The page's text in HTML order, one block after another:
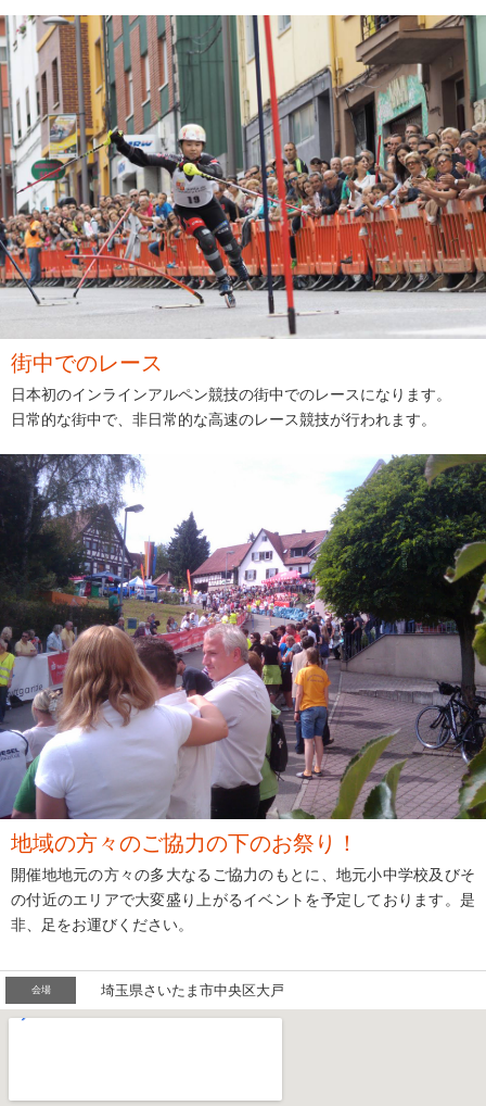
街中でのレース
日本初のインラインアルペン競技の街中でのレースになります。
日常的な街中で、非日常的な高速のレース競技が行われます。
地域の方々のご協力の下のお祭り！
開催地地元の方々の多大なるご協力のもとに、地元小中学校及びそ
の付近のエリアで大変盛り上がるイベントを予定しております。是
非、足をお運びください。
会場 埼玉県さいたま市中央区大戸